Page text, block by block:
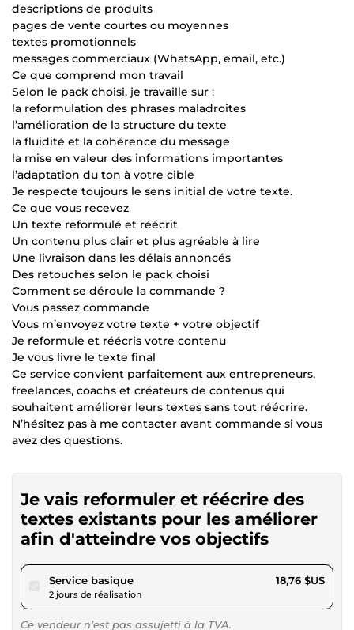
descriptions de produits
pages de vente courtes ou moyennes
textes promotionnels
messages commerciaux (WhatsApp, email, etc.)
Ce que comprend mon travail
Selon le pack choisi, je travaille sur :
la reformulation des phrases maladroites
l’amélioration de la structure du texte
la fluidité et la cohérence du message
la mise en valeur des informations importantes
l’adaptation du ton à votre cible
Je respecte toujours le sens initial de votre texte.
Ce que vous recevez
Un texte reformulé et réécrit
Un contenu plus clair et plus agréable à lire
Une livraison dans les délais annoncés
Des retouches selon le pack choisi
Comment se déroule la commande ?
Vous passez commande
Vous m’envoyez votre texte + votre objectif
Je reformule et réécris votre contenu
Je vous livre le texte final
Ce service convient parfaitement aux entrepreneurs,
freelances, coachs et créateurs de contenus qui
souhaitent améliorer leurs textes sans tout réécrire.
N’hésitez pas à me contacter avant commande si vous
avez des questions.
Je vais reformuler et réécrire des
textes existants pour les améliorer
afin d'atteindre vos objectifs
Service basiquepour 17,28 $US
2 jours de réalisation
18,76 $US
Ce vendeur n’est pas assujetti à la TVA.